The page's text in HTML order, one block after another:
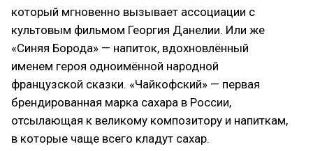
который мгновенно вызывает ассоциации с
культовым фильмом Георгия Данелии. Или же
«Синяя Борода» — напиток, вдохновлённый
именем героя одноимённой народной
французской сказки. «Чайкофский» — первая
брендированная марка сахара в России,
отсылающая к великому композитору и напиткам,
в которые чаще всего кладут сахар.